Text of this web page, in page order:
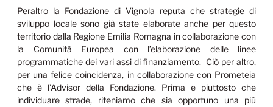
Peraltro la Fondazione di Vignola reputa che strategie di
sviluppo locale sono già state elaborate anche per questo
territorio dalla Regione Emilia Romagna in collaborazione con
la Comunità Europea con l’elaborazione delle linee
programmatiche dei vari assi di finanziamento. Ciò per altro,
per una felice coincidenza, in collaborazione con Prometeia
che è l’Advisor della Fondazione. Prima e piuttosto che
individuare strade, riteniamo che sia opportuno una più